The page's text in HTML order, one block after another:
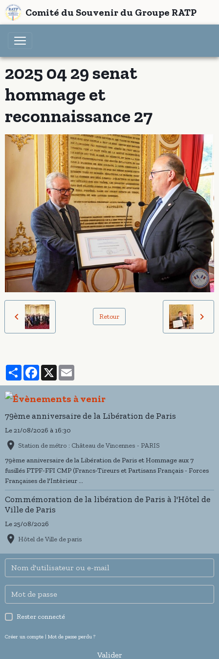
Comité du Souvenir du Groupe RATP
2025 04 29 senat
hommage et
reconnaissance 27
Retour
PartagerFacebook
X
79ème anniversaire de la Libération de Paris
Le 21/08/2026 à 16:30
Station de métro : Château de Vincennes - PARIS
79ème anniversaire de la Libération de Paris et Hommage aux 7
fusillés FTPF-FFI CMP (Francs-Tireurs et Partisans Français - Forces
Françaises de l'Intèrieur ...
Commémoration de la libération de Paris à l'Hôtel de
Ville de Paris
Le 25/08/2026
Hôtel de Ville de paris
Rester connecté
Créer un compte | Mot de passe perdu ?
Valider